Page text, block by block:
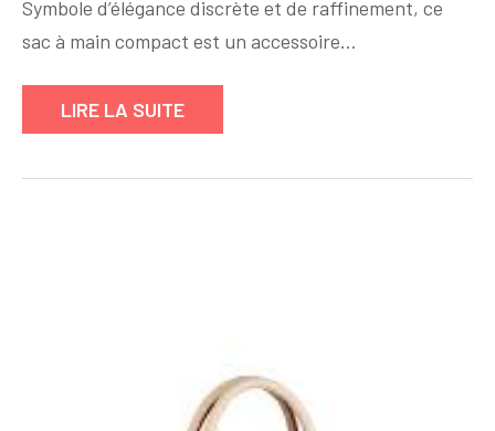
Symbole d’élégance discrète et de raffinement, ce
sac à main compact est un accessoire…
LIRE LA SUITE